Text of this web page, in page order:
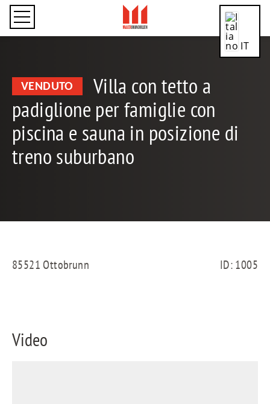
IT
VENDUTO
Villa con tetto a
padiglione per famiglie con
piscina e sauna in posizione di
treno suburbano
85521 Ottobrunn ID: 1005
Video